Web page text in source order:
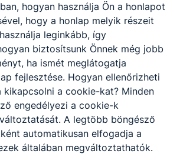
hogyan használja Ön a honlapot
hogy a honlap melyik részeit
leginkább, így
biztosítsunk Önnek még jobb
ha ismét meglátogatja
fejlesztése. Hogyan ellenőrizheti
kikapcsolni a cookie-kat? Minden
engedélyezi a cookie-k
A legtöbb böngésző
automatikusan elfogadja a
általában megváltoztathatók.